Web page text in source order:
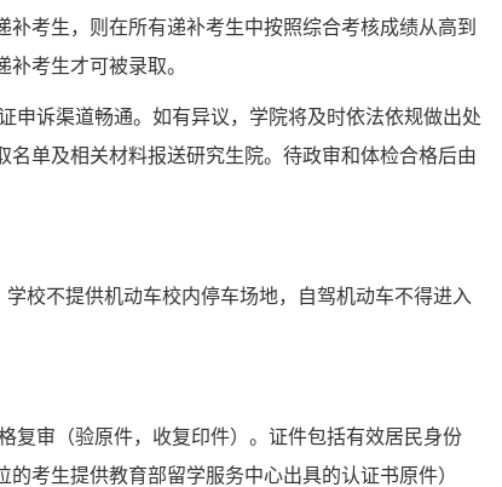
考生，则在所有递补考生中按照综合考核成绩从高到
考生才可被录取。
申诉渠道畅通。如有异议，学院将及时依法依规做出处
单及相关材料报送研究生院。待政审和体检合格后由
校不提供机动车校内停车场地，自驾机动车不得进入
复审（验原件，收复印件）。证件包括有效居民身份
考生提供教育部留学服务中心出具的认证书原件）